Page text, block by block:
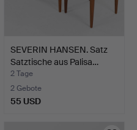
SEVERIN HANSEN. Satz
Satztische aus Palisa…
2 Tage
2 Gebote
55 USD